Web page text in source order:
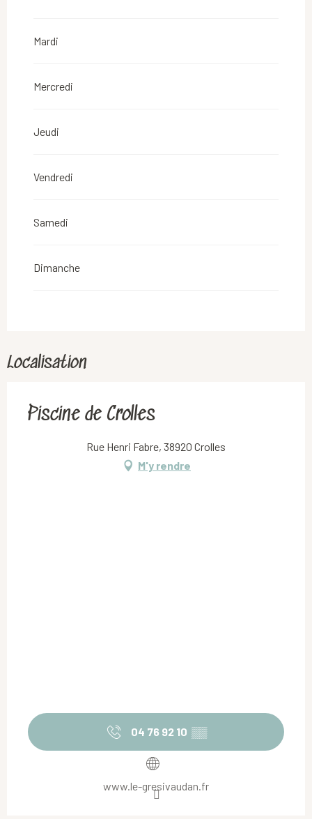
Mardi
Mercredi
Jeudi
Vendredi
Samedi
Dimanche
Localisation
Piscine de Crolles
Rue Henri Fabre, 38920 Crolles
M'y rendre
04 76 92 10 ▒▒
www.le-gresivaudan.fr